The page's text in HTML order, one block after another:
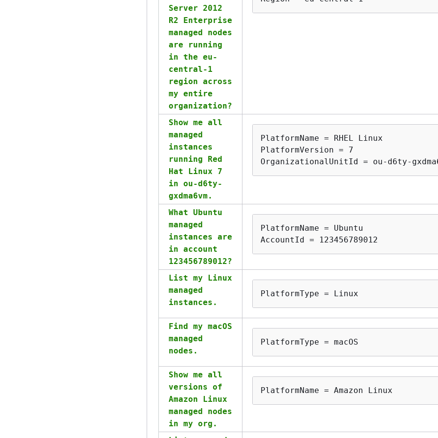
Server 2012
R2 Enterprise
managed nodes
are running
in the eu-
central-1
region across
my entire
organization?
Show me all
managed
instances
running Red
Hat Linux 7
in ou-d6ty-
gxdma6vm.
PlatformName = RHEL Linux
PlatformVersion = 7
OrganizationalUnitId = ou-d6ty-
What Ubuntu
managed
instances are
in account
123456789012?
PlatformName = Ubuntu
AccountId = 123456789012
List my Linux
managed
instances.
PlatformType = Linux
Find my macOS
managed
nodes.
PlatformType = macOS
Show me all
versions of
Amazon Linux
managed nodes
in my org.
PlatformName = Amazon Linux